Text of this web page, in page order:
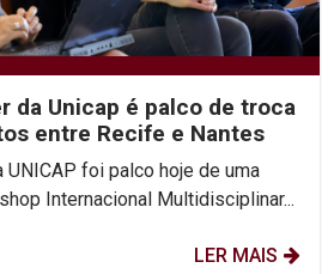
da Unicap é palco de troca
entre Recife e Nantes
UNICAP foi palco hoje de uma
Internacional Multidisciplinar...
LER MAIS